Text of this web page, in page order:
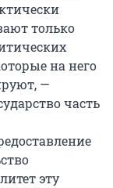
только
на него
—
часть
эту